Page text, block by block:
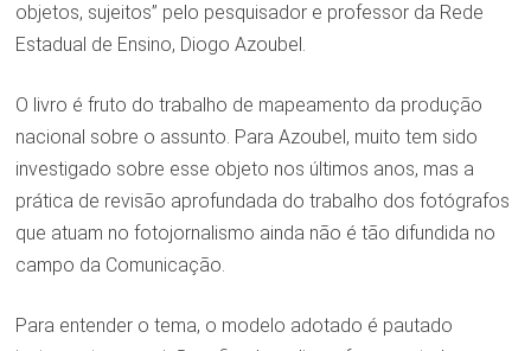
objetos, sujeitos” pelo pesquisador e professor da Rede
Estadual de Ensino, Diogo Azoubel.
O livro é fruto do trabalho de mapeamento da produção
nacional sobre o assunto. Para Azoubel, muito tem sido
investigado sobre esse objeto nos últimos anos, mas a
prática de revisão aprofundada do trabalho dos fotógrafos
que atuam no fotojornalismo ainda não é tão difundida no
campo da Comunicação.
Para entender o tema, o modelo adotado é pautado